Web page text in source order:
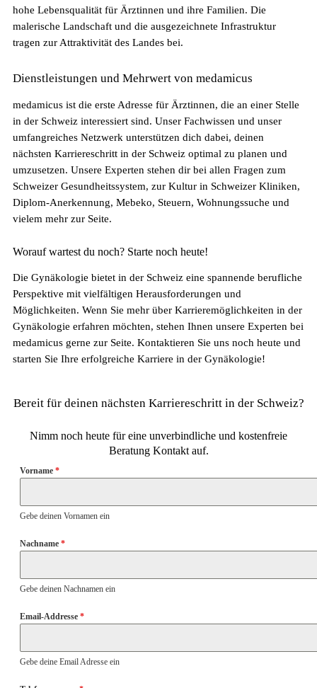
hohe Lebensqualität für Ärztinnen und ihre Familien. Die
malerische Landschaft und die ausgezeichnete Infrastruktur
tragen zur Attraktivität des Landes bei.
Dienstleistungen und Mehrwert von medamicus
medamicus ist die erste Adresse für Ärztinnen, die an einer Stelle
in der Schweiz interessiert sind. Unser Fachwissen und unser
umfangreiches Netzwerk unterstützen dich dabei, deinen
nächsten Karriereschritt in der Schweiz optimal zu planen und
umzusetzen. Unsere Experten stehen dir bei allen Fragen zum
Schweizer Gesundheitssystem, zur Kultur in Schweizer Kliniken,
Diplom-Anerkennung, Mebeko, Steuern, Wohnungssuche und
vielem mehr zur Seite.
Worauf wartest du noch? Starte noch heute!
Die Gynäkologie bietet in der Schweiz eine spannende berufliche
Perspektive mit vielfältigen Herausforderungen und
Möglichkeiten. Wenn Sie mehr über Karrieremöglichkeiten in der
Gynäkologie erfahren möchten, stehen Ihnen unsere Experten bei
medamicus gerne zur Seite. Kontaktieren Sie uns noch heute und
starten Sie Ihre erfolgreiche Karriere in der Gynäkologie!
Bereit für deinen nächsten Karriereschritt in der Schweiz?
Nimm noch heute für eine unverbindliche und kostenfreie
Beratung Kontakt auf.
Vorname *
Gebe deinen Vornamen ein
Nachname *
Gebe deinen Nachnamen ein
Email-Addresse *
Gebe deine Email Adresse ein